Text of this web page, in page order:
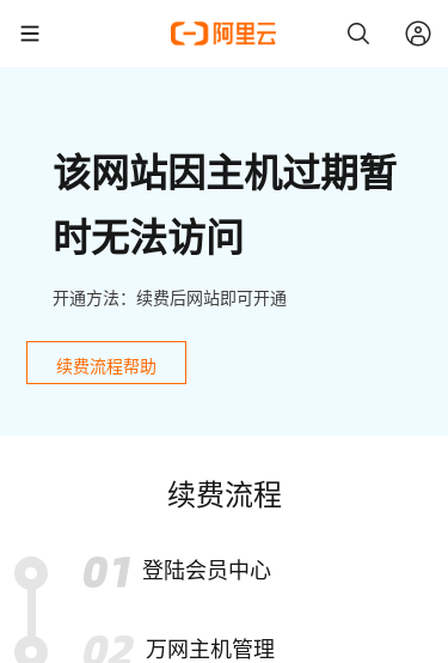
该网站因主机过期暂
时无法访问
开通方法：续费后网站即可开通
续费流程帮助
续费流程
登陆会员中心
万网主机管理